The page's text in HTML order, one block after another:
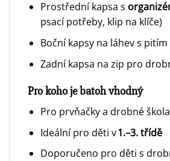
Prostřední kapsa s
psací potřeby, klip na klíče)
Boční kapsy na láhev s
Zadní kapsa na zip pro
Pro koho je batoh vhodný
Pro prvňačky a drobné
Ideální pro děti v1.–3. třídě
Doporučeno pro děti s